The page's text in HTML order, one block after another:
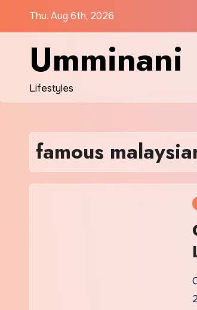
Thu. Aug 6th, 2026
Umminani
Lifestyles
famous